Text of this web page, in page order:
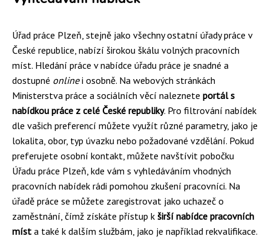
Úřad práce Plzeň, stejně jako všechny ostatní úřady práce v
České republice, nabízí širokou škálu volných pracovních
míst. Hledání práce v nabídce úřadu práce je snadné a
dostupné onlinei osobně. Na webových stránkách
Ministerstva práce a sociálních věcí naleznete portál s
nabídkou práce z celé České republiky. Pro filtrování nabídek
dle vašich preferencí můžete využít různé parametry, jako je
lokalita, obor, typ úvazku nebo požadované vzdělání. Pokud
preferujete osobní kontakt, můžete navštívit pobočku
Úřadu práce Plzeň, kde vám s vyhledáváním vhodných
pracovních nabídek rádi pomohou zkušení pracovníci. Na
úřadě práce se můžete zaregistrovat jako uchazeč o
zaměstnání, čímž získáte přístup k širší nabídce pracovních
míst a také k dalším službám, jako je například rekvalifikace.